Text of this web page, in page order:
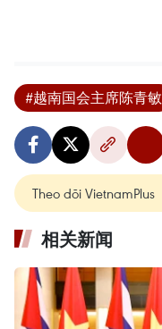
#越南国会主席陈青敏
Theo dõi VietnamPlus
相关新闻